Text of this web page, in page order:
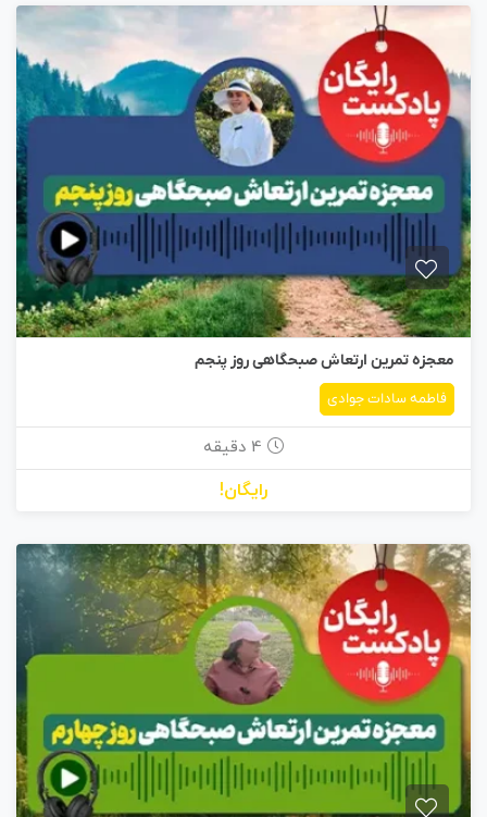
معجزه تمرین ارتعاش صبحگاهی روز پنجم
فاطمه سادات جوادی
4 دقیقه
رایگان!